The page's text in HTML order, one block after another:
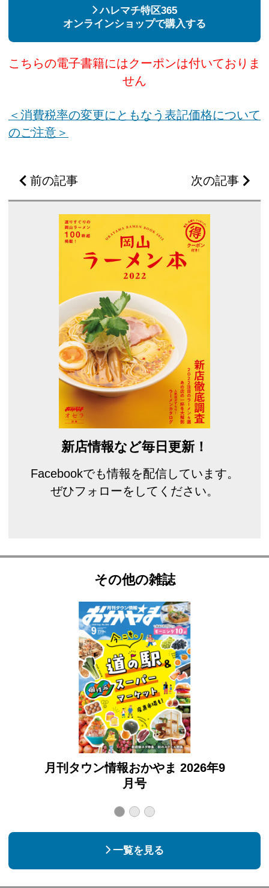
ハレマチ特区365
オンラインショップで購入する
こちらの電子書籍にはクーポンは付いておりま
せん
＜消費税率の変更にともなう表記価格について
のご注意＞
前の記事 次の記事
新店情報など毎日更新！
Facebookでも情報を配信しています。
ぜひフォローをしてください。
その他の雑誌
月刊タウン情報おかやま 2026年9
月号
一覧を見る